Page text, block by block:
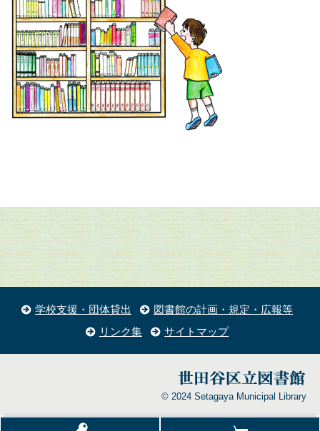
学校支援・団体貸出
図書館の計画・規定・広報等
リンク集
サイトマップ
© 2024 Setagaya Municipal Library